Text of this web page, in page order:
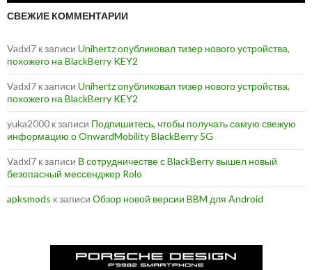
СВЕЖИЕ КОММЕНТАРИИ
Vadxl7 к записи Unihertz опубликовал тизер нового устройства,
похожего на BlackBerry KEY2
Vadxl7 к записи Unihertz опубликовал тизер нового устройства,
похожего на BlackBerry KEY2
yuka2000 к записи Подпишитесь, чтобы получать самую свежую
информацию о OnwardMobility BlackBerry 5G
Vadxl7 к записи В сотрудничестве с BlackBerry вышел новый
безопасный мессенджер Rolo
apksmods к записи Обзор новой версии BBM для Android